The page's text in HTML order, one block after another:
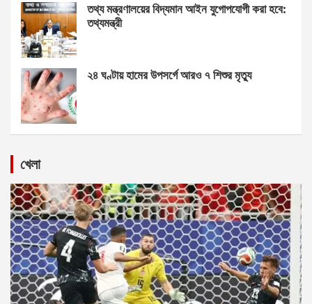
তথ্য মন্ত্রণালয়ের বিদ্যমান আইন যুগোপযোগী করা হবে:
তথ্যমন্ত্রী
২৪ ঘণ্টায় হামের উপসর্গে আরও ৭ শিশুর মৃত্যু
খেলা